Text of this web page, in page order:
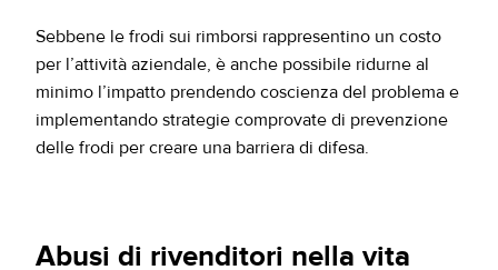
Sebbene le frodi sui rimborsi rappresentino un costo
per l’attività aziendale, è anche possibile ridurne al
minimo l’impatto prendendo coscienza del problema e
implementando strategie comprovate di prevenzione
delle frodi per creare una barriera di difesa.
Abusi di rivenditori nella vita